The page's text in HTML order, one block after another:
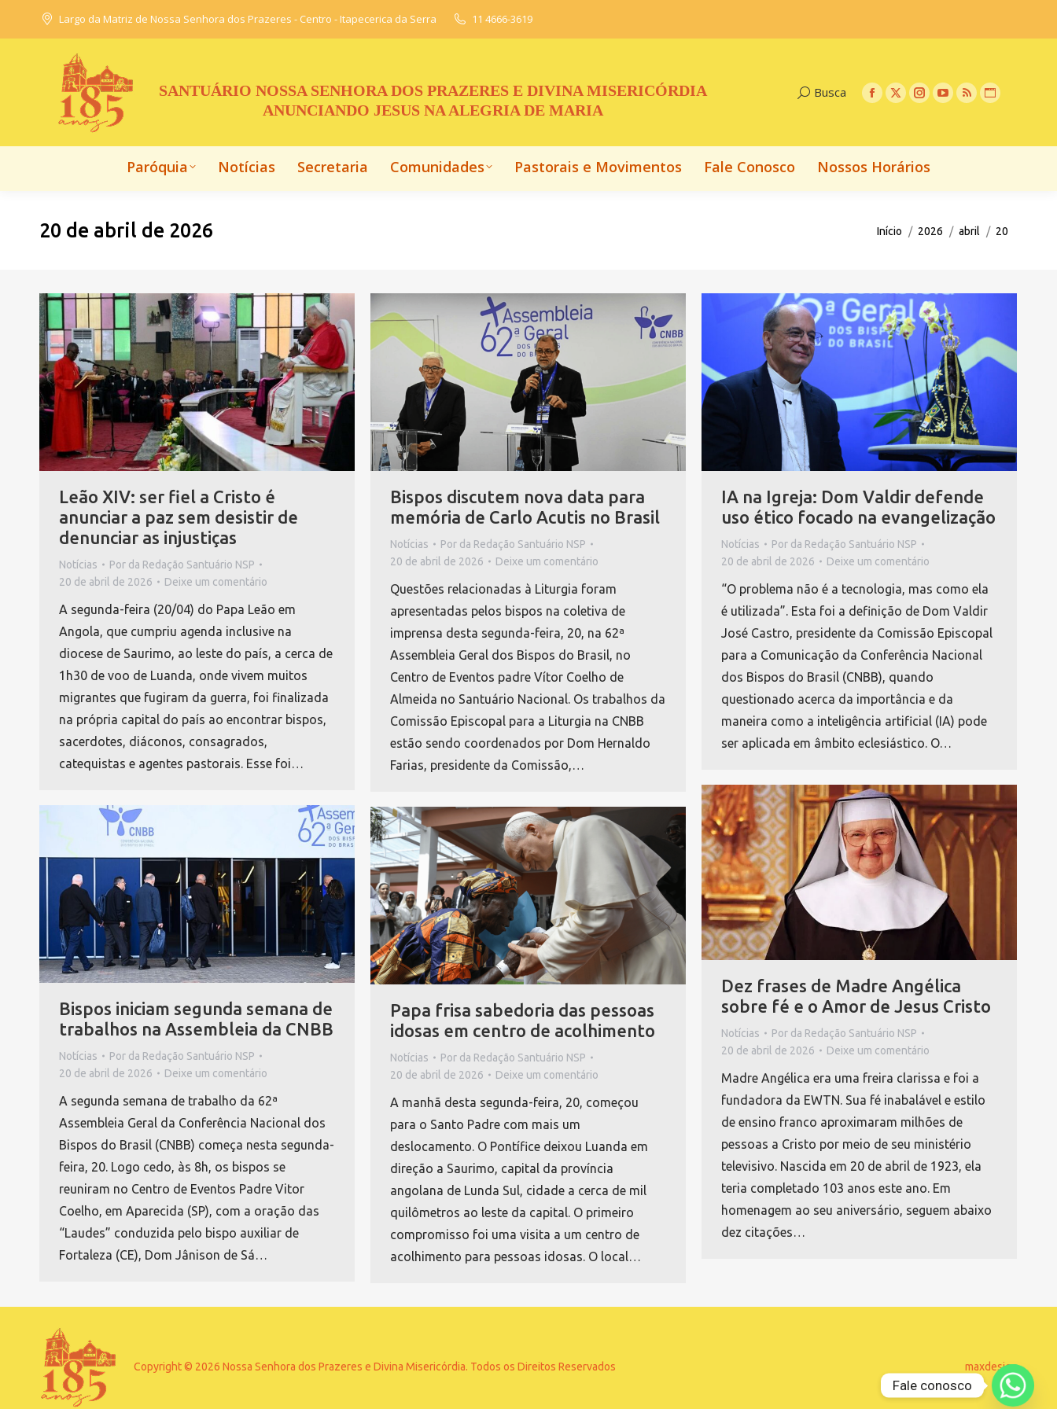
Largo da Matriz de Nossa Senhora dos Prazeres - Centro - Itapecerica da Serra 11 4666-3619
SANTUÁRIO NOSSA SENHORA DOS PRAZERES E DIVINA MISERICÓRDIA
ANUNCIANDO JESUS NA ALEGRIA DE MARIA
Busca
Paróquia Notícias Secretaria Comunidades Pastorais e Movimentos Fale Conosco Nossos Horários
20 de abril de 2026 Você está aqui:
Início 2026 abril 20
Leão XIV: ser fiel a Cristo é
anunciar a paz sem desistir de
denunciar as injustiças
Notícias Por da Redação Santuário NSP
20 de abril de 2026
Deixe um comentário
A segunda-feira (20/04) do Papa Leão em
Angola, que cumpriu agenda inclusive na
diocese de Saurimo, ao leste do país, a cerca de
1h30 de voo de Luanda, onde vivem muitos
migrantes que fugiram da guerra, foi finalizada
na própria capital do país ao encontrar bispos,
sacerdotes, diáconos, consagrados,
catequistas e agentes pastorais. Esse foi…
Bispos discutem nova data para
memória de Carlo Acutis no Brasil
Notícias Por da Redação Santuário NSP
20 de abril de 2026
Deixe um comentário
Questões relacionadas à Liturgia foram
apresentadas pelos bispos na coletiva de
imprensa desta segunda-feira, 20, na 62ª
Assembleia Geral dos Bispos do Brasil, no
Centro de Eventos padre Vítor Coelho de
Almeida no Santuário Nacional. Os trabalhos da
Comissão Episcopal para a Liturgia na CNBB
estão sendo coordenados por Dom Hernaldo
Farias, presidente da Comissão,…
IA na Igreja: Dom Valdir defende
uso ético focado na evangelização
Notícias Por da Redação Santuário NSP
20 de abril de 2026
Deixe um comentário
“O problema não é a tecnologia, mas como ela
é utilizada”. Esta foi a definição de Dom Valdir
José Castro, presidente da Comissão Episcopal
para a Comunicação da Conferência Nacional
dos Bispos do Brasil (CNBB), quando
questionado acerca da importância e da
maneira como a inteligência artificial (IA) pode
ser aplicada em âmbito eclesiástico. O…
Dez frases de Madre Angélica
sobre fé e o Amor de Jesus Cristo
Notícias Por da Redação Santuário NSP
20 de abril de 2026
Deixe um comentário
Madre Angélica era uma freira clarissa e foi a
fundadora da EWTN. Sua fé inabalável e estilo
de ensino franco aproximaram milhões de
pessoas a Cristo por meio de seu ministério
televisivo. Nascida em 20 de abril de 1923, ela
teria completado 103 anos este ano. Em
homenagem ao seu aniversário, seguem abaixo
dez citações…
Bispos iniciam segunda semana de
trabalhos na Assembleia da CNBB
Notícias Por da Redação Santuário NSP
20 de abril de 2026
Deixe um comentário
A segunda semana de trabalho da 62ª
Assembleia Geral da Conferência Nacional dos
Bispos do Brasil (CNBB) começa nesta segunda-
feira, 20. Logo cedo, às 8h, os bispos se
reuniram no Centro de Eventos Padre Vitor
Coelho, em Aparecida (SP), com a oração das
“Laudes” conduzida pelo bispo auxiliar de
Fortaleza (CE), Dom Jânison de Sá…
Papa frisa sabedoria das pessoas
idosas em centro de acolhimento
Notícias Por da Redação Santuário NSP
20 de abril de 2026
Deixe um comentário
A manhã desta segunda-feira, 20, começou
para o Santo Padre com mais um
deslocamento. O Pontífice deixou Luanda em
direção a Saurimo, capital da província
angolana de Lunda Sul, cidade a cerca de mil
quilômetros ao leste da capital. O primeiro
compromisso foi uma visita a um centro de
acolhimento para pessoas idosas. O local…
Copyright © 2026 Nossa Senhora dos Prazeres e Divina Misericórdia. Todos os Direitos Reservados maxdesign
Paróquia Notícias Secretaria Comunidades Pastorais e Movimentos
Fale conosco